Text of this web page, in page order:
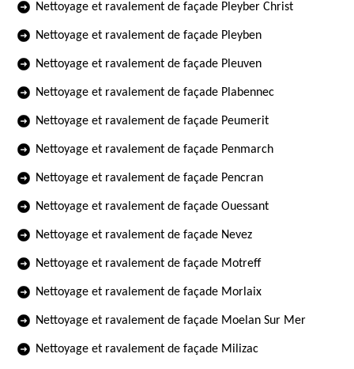
Nettoyage et ravalement de façade Pleyber Christ
Nettoyage et ravalement de façade Pleyben
Nettoyage et ravalement de façade Pleuven
Nettoyage et ravalement de façade Plabennec
Nettoyage et ravalement de façade Peumerit
Nettoyage et ravalement de façade Penmarch
Nettoyage et ravalement de façade Pencran
Nettoyage et ravalement de façade Ouessant
Nettoyage et ravalement de façade Nevez
Nettoyage et ravalement de façade Motreff
Nettoyage et ravalement de façade Morlaix
Nettoyage et ravalement de façade Moelan Sur Mer
Nettoyage et ravalement de façade Milizac